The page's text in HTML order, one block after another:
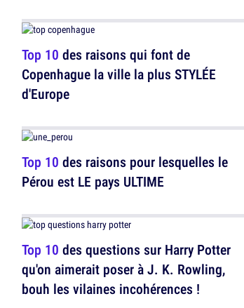
Top 10 des raisons qui font de
Copenhague la ville la plus STYLÉE
d'Europe
Top 10 des raisons pour lesquelles le
Pérou est LE pays ULTIME
Top 10 des questions sur Harry Potter
qu'on aimerait poser à J. K. Rowling,
bouh les vilaines incohérences !